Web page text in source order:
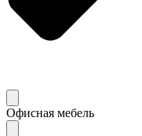
Офисная мебель